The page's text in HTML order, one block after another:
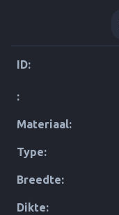
ID:
:
Materiaal:
Type:
Breedte:
Dikte: